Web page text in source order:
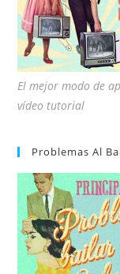
El mejor modo de
vídeo tutorial
Problemas Al